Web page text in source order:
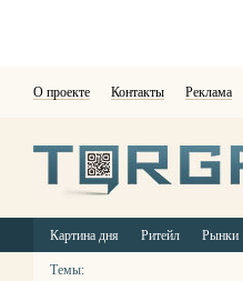
О проекте Контакты Реклама
Картина дня Ритейл Рынки
Темы: